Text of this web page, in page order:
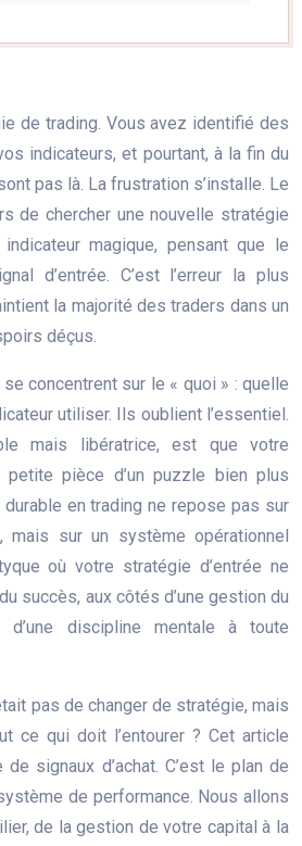
de trading. Vous avez identifié des
indicateurs, et pourtant, à la fin du
pas là. La frustration s’installe. Le
de chercher une nouvelle stratégie
magique, pensant que le
d’entrée. C’est l’erreur la plus
la majorité des traders dans un
déçus.
concentrent sur le « quoi » : quelle
utiliser. Ils oublient l’essentiel.
mais libératrice, est que votre
petite pièce d’un puzzle bien plus
en trading ne repose pas sur
mais sur un système opérationnel
où votre stratégie d’entrée ne
succès, aux côtés d’une gestion du
d’une discipline mentale à toute
pas de changer de stratégie, mais
ce qui doit l’entourer ? Cet article
de signaux d’achat. C’est le plan de
de performance. Nous allons
de la gestion de votre capital à la